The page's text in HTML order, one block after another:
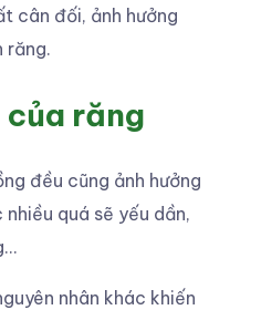
cân đối, ảnh hưởng
răng.
của răng
đều cũng ảnh hưởng
quá sẽ yếu dần,
nhân khác khiến